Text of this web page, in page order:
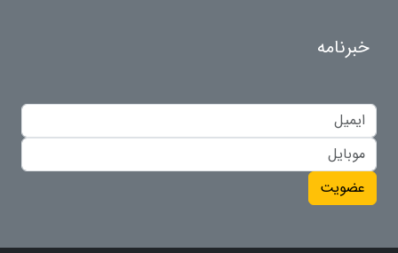
خبرنامه
عضویت